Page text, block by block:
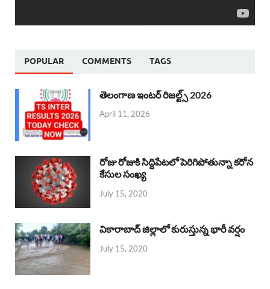
POPULAR COMMENTS TAGS
తెలంగాణ ఇంటర్ రిజల్ట్స్ 2026
April 11, 2026
రోజు రోజుకి సిద్దిపేటలో పెరిగిపోతున్నా కరోన
కేసుల సంఖ్య
July 15, 2020
వికారాబాద్ జిల్లాలో కురుస్తున్న భారీ వర్షం
July 15, 2020